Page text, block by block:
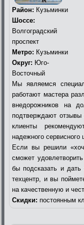
Район: Кузьминки
Шоссе:
Волгоградский
проспект
Метро: Кузьминки
Округ: Юго-
Восточный
Мы являемся
работают мастера
внедорожников на
подтверждают
клиенты
надежного сервисного
Если вы решили
сможет
бы подсказать и дать
техцентр, и вы
на качественную и
Скидки: постоянным